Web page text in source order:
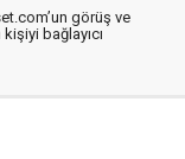
görüş ve
bağlayıcı